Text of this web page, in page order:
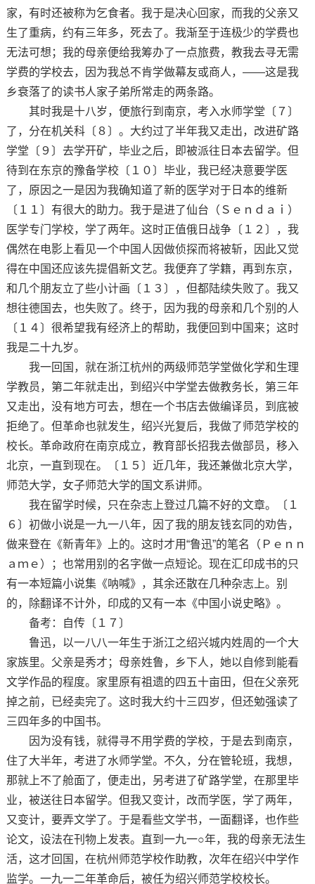
家，有时还被称为乞食者。我于是决心回家，而我的父亲又
生了重病，约有三年多，死去了。我渐至于连极少的学费也
无法可想；我的母亲便给我筹办了一点旅费，教我去寻无需
学费的学校去，因为我总不肯学做幕友或商人，——这是我
乡衰落了的读书人家子弟所常走的两条路。
其时我是十八岁，便旅行到南京，考入水师学堂〔７〕
了，分在机关科〔８〕。大约过了半年我又走出，改进矿路
学堂〔９〕去学开矿，毕业之后，即被派往日本去留学。但
待到在东京的豫备学校〔１０〕毕业，我已经决意要学医
了，原因之一是因为我确知道了新的医学对于日本的维新
〔１１〕有很大的助力。我于是进了仙台（Ｓｅｎｄａｉ）
医学专门学校，学了两年。这时正值俄日战争〔１２〕，我
偶然在电影上看见一个中国人因做侦探而将被斩，因此又觉
得在中国还应该先提倡新文艺。我便弃了学籍，再到东京，
和几个朋友立了些小计画〔１３〕，但都陆续失败了。我又
想往德国去，也失败了。终于，因为我的母亲和几个别的人
〔１４〕很希望我有经济上的帮助，我便回到中国来；这时
我是二十九岁。
我一回国，就在浙江杭州的两级师范学堂做化学和生理
学教员，第二年就走出，到绍兴中学堂去做教务长，第三年
又走出，没有地方可去，想在一个书店去做编译员，到底被
拒绝了。但革命也就发生，绍兴光复后，我做了师范学校的
校长。革命政府在南京成立，教育部长招我去做部员，移入
北京，一直到现在。〔１５〕近几年，我还兼做北京大学，
师范大学，女子师范大学的国文系讲师。
我在留学时候，只在杂志上登过几篇不好的文章。〔１
６〕初做小说是一九一八年，因了我的朋友钱玄同的劝告，
做来登在《新青年》上的。这时才用“鲁迅”的笔名（Ｐｅｎｎ
ａｍｅ）；也常用别的名字做一点短论。现在汇印成书的只
有一本短篇小说集《呐喊》，其余还散在几种杂志上。别
的，除翻译不计外，印成的又有一本《中国小说史略》。
备考：自传〔１７〕
鲁迅，以一八八一年生于浙江之绍兴城内姓周的一个大
家族里。父亲是秀才；母亲姓鲁，乡下人，她以自修到能看
文学作品的程度。家里原有祖遗的四五十亩田，但在父亲死
掉之前，已经卖完了。这时我大约十三四岁，但还勉强读了
三四年多的中国书。
因为没有钱，就得寻不用学费的学校，于是去到南京，
住了大半年，考进了水师学堂。不久，分在管轮班，我想，
那就上不了舱面了，便走出，另考进了矿路学堂，在那里毕
业，被送往日本留学。但我又变计，改而学医，学了两年，
又变计，要弄文学了。于是看些文学书，一面翻译，也作些
论文，设法在刊物上发表。直到一九一○年，我的母亲无法生
活，这才回国，在杭州师范学校作助教，次年在绍兴中学作
监学。一九一二年革命后，被任为绍兴师范学校校长。